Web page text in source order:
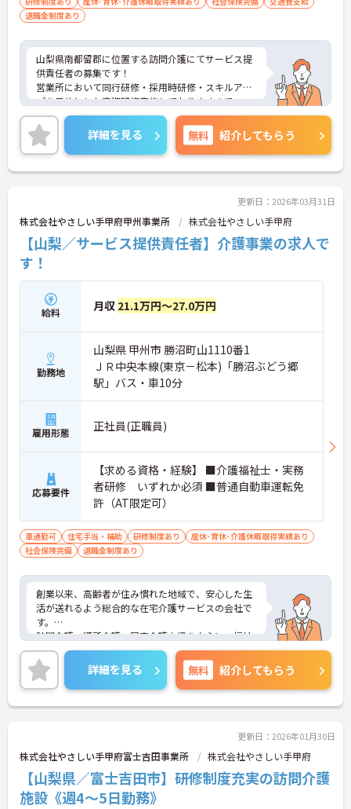
退職金制度あり
山梨県南都留郡に位置する訪問介護にてサービス提
供責任者の募集です！
営業所において同行研修・採用時研修・スキルアッ
プを目的とした定期研修実施しておりますので、ス
キルアップできる機会が沢山ございます。
ご興味のある方は、お気軽にお問い合わせくださ
い。
詳細を見る 無料 紹介してもらう
更新日：2026年03月31日
株式会社やさしい手甲府甲州事業所 株式会社やさしい手甲府
【山梨／サービス提供責任者】介護事業の求人で
す！
給料 月収 21.1万円～27.0万円
勤務地
山梨県 甲州市 勝沼町山1110番1
ＪＲ中央本線(東京－松本)「勝沼ぶどう郷
駅」バス・車10分
雇用形態 正社員(正職員)
応募要件
【求める資格・経験】 ■介護福祉士・実務
者研修 いずれか必須 ■普通自動車運転免
許（AT限定可）
車通勤可 住宅手当・補助 研修制度あり
産休･育休･介護休暇取得実績あり
社会保険完備
退職金制度あり
創業以来、高齢者が住み慣れた地域で、安心した生
活が送れるよう総合的な在宅介護サービスの会社で
す。
訪問介護、通所介護、居宅介護支援を中心に、福祉
用具、訪問入浴、小規模多機
能型居宅介護等、幅広いサービスを提供することで
利用者様だけでなく、社員も
イキイキと出来る会社を目指し甲府エリアを中心に
現在も成長し続けています。
詳細を見る 無料 紹介してもらう
更新日：2026年01月30日
株式会社やさしい手甲府富士吉田事業所 株式会社やさしい手甲府
【山梨県／富士吉田市】研修制度充実の訪問介護
施設《週4～5日勤務》